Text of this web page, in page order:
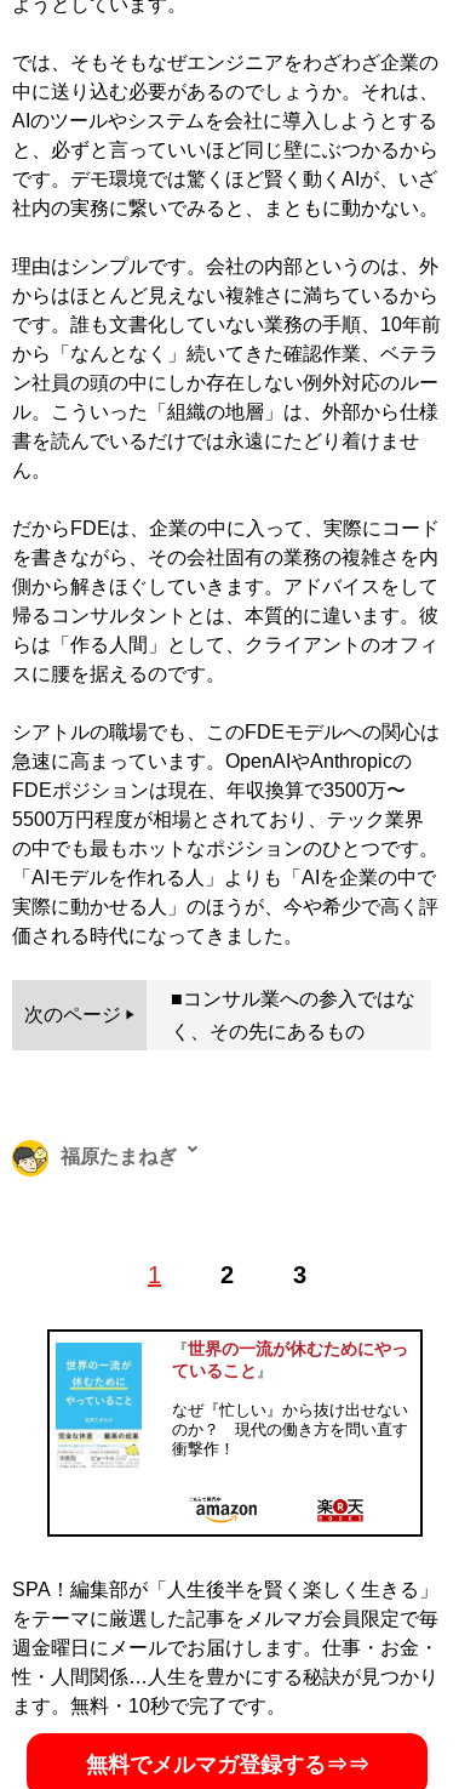
では、そもそもなぜエンジニアをわざわざ企業の
中に送り込む必要があるのでしょうか。それは、
AIのツールやシステムを会社に導入しようとする
と、必ずと言っていいほど同じ壁にぶつかるから
です。デモ環境では驚くほど賢く動くAIが、いざ
社内の実務に繋いでみると、まともに動かない。
理由はシンプルです。会社の内部というのは、外
からはほとんど見えない複雑さに満ちているから
です。誰も文書化していない業務の手順、10年前
から「なんとなく」続いてきた確認作業、ベテラ
ン社員の頭の中にしか存在しない例外対応のルー
ル。こういった「組織の地層」は、外部から仕様
書を読んでいるだけでは永遠にたどり着けませ
ん。
だからFDEは、企業の中に入って、実際にコード
を書きながら、その会社固有の業務の複雑さを内
側から解きほぐしていきます。アドバイスをして
帰るコンサルタントとは、本質的に違います。彼
らは「作る人間」として、クライアントのオフィ
スに腰を据えるのです。
シアトルの職場でも、このFDEモデルへの関心は
急速に高まっています。OpenAIやAnthropicの
FDEポジションは現在、年収換算で3500万〜
5500万円程度が相場とされており、テック業界
の中でも最もホットなポジションのひとつです。
「AIモデルを作れる人」よりも「AIを企業の中で
実際に動かせる人」のほうが、今や希少で高く評
価される時代になってきました。
次のページ
■コンサル業への参入ではな
く、その先にあるもの
1 2 3
福原たまねぎ
トン大学MBAメンター（キャリア・アドバイザー）。大
の日本支社に入社。2022年にアメリカ本社に転籍し現
noteでは仕事術やキャリア論など記事を多数発表。
『世界の一流が休むためにやっていること』
日新聞出版）が発売中。X：@fukutamanegi
にやっていること
出せないのか？ 現代の
働き方を問い直す衝撃
作！
記事一覧へ
『世界の一流が休むためにやっ
ていること 』
なぜ『忙しい』から抜け出せない
のか？ 現代の働き方を問い直す
衝撃作！
SPA！編集部が「人生後半を賢く楽しく生きる」
をテーマに厳選した記事をメルマガ会員限定で毎
週金曜日にメールでお届けします。仕事・お金・
性・人間関係…人生を豊かにする秘訣が見つかり
ます。無料・10秒で完了です。
無料でメルマガ登録する⇒⇒